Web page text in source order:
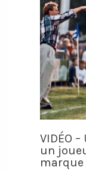
VIDÉO
un